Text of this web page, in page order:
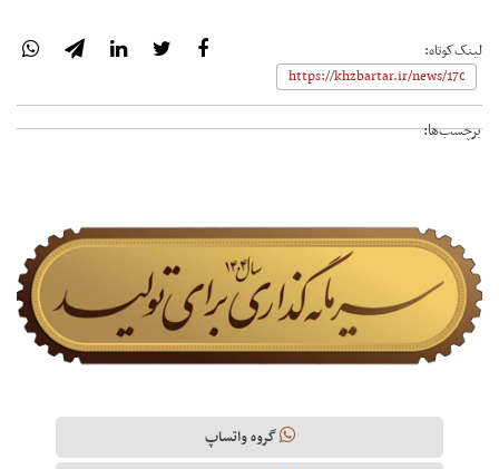
لینک‌کوتاه:
برچسب‌ها:
گروه واتساپ